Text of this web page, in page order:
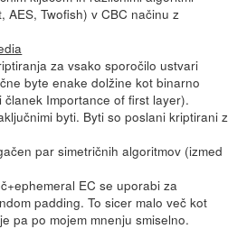
AES, Twofish) v CBC načinu z
za vsako sporočilo ustvari
byte enake dolžine kot binarno
Importance of first layer).
byti. Byti so poslani kriptirani z
par simetričnih algoritmov (izmed
EC se uporabi za
padding. To sicer malo več kot
pa po mojem mnenju smiselno.